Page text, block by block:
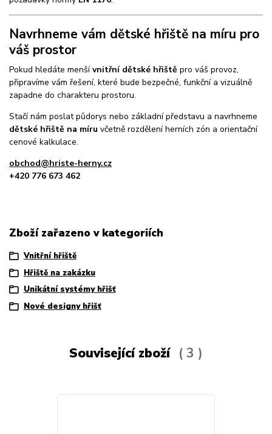
Navrhneme vám dětské hřiště na míru pro
váš prostor
Pokud hledáte menšívnitřní dětské hřiště pro váš provoz,
připravíme vám řešení, které bude bezpečné, funkční a vizuálně
zapadne do charakteru prostoru.
Stačí nám poslat půdorys nebo základní představu a navrhneme
dětské hřiště na míru včetně rozdělení herních zón a orientační
cenové kalkulace.
obchod@hriste-herny.cz
+420 776 673 462
Zboží zařazeno v kategoriích
Vnitřní hřiště
Hřiště na zakázku
Unikátní systémy hřišť
Nové designy hřišť
Související zboží 3